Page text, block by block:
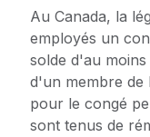
Au Canada, la
employés un
solde d'au
d'un membre de
pour le congé
sont tenus de